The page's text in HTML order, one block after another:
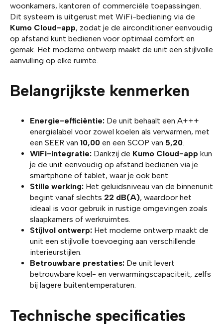
woonkamers, kantoren of commerciële toepassingen.
Dit systeem is uitgerust met WiFi-bediening via de
Kumo Cloud-app, zodat je de airconditioner eenvoudig
op afstand kunt bedienen voor optimaal comfort en
gemak. Het moderne ontwerp maakt de unit een stijlvolle
aanvulling op elke ruimte.
Belangrijkste kenmerken
Energie-efficiëntie: De unit behaalt een A+++
energielabel voor zowel koelen als verwarmen, met
een SEER van 10,00 en een SCOP van 5,20.
WiFi-integratie: Dankzij de Kumo Cloud-app kun
je de unit eenvoudig op afstand bedienen via je
smartphone of tablet, waar je ook bent.
Stille werking: Het geluidsniveau van de binnenunit
begint vanaf slechts 22 dB(A), waardoor het
ideaal is voor gebruik in rustige omgevingen zoals
slaapkamers of werkruimtes.
Stijlvol ontwerp: Het moderne ontwerp maakt de
unit een stijlvolle toevoeging aan verschillende
interieurstijlen.
Betrouwbare prestaties: De unit levert
betrouwbare koel- en verwarmingscapaciteit, zelfs
bij lagere buitentemperaturen.
Technische specificaties